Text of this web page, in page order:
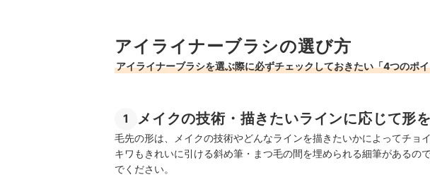
アイライナーブラシの選び方
アイライナーブラシを選ぶ際に必ずチェックしておきたい「4つのポ
1 メイクの技術・描きたいラインに応じて形
毛先の形は、メイクの技術やどんなラインを描きたいかによってチョ
キワもきれいに引ける斜め筆・まつ毛の間を埋められる細筆があるの
でください。